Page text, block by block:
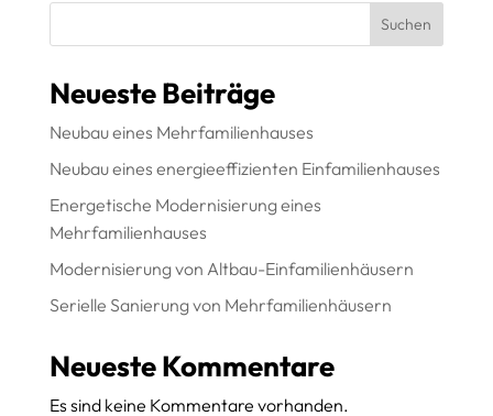
Suchen
Neueste Beiträge
Neubau eines Mehrfamilienhauses
Neubau eines energieeffizienten Einfamilienhauses
Energetische Modernisierung eines
Mehrfamilienhauses
Modernisierung von Altbau-Einfamilienhäusern
Serielle Sanierung von Mehrfamilienhäusern
Neueste Kommentare
Es sind keine Kommentare vorhanden.